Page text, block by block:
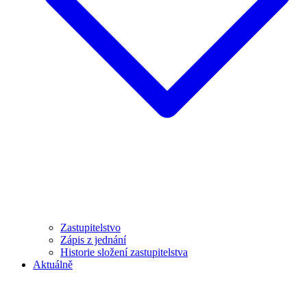
Zastupitelstvo
Zápis z jednání
Historie složení zastupitelstva
Aktuálně